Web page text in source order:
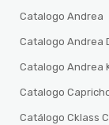
Catalogo Andrea
Catalogo Andrea
Catalogo Andrea
Catalogo
Catálogo Cklass